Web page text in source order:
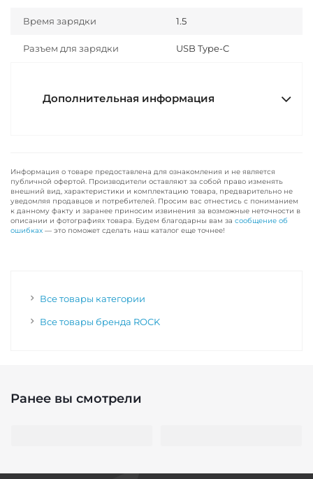
Время зарядки 1.5
Разъем для зарядки USB Type-C
Дополнительная информация
Информация о товаре предоставлена для ознакомления и не является
публичной офертой. Производители оставляют за собой право изменять
внешний вид, характеристики и комплектацию товара, предварительно не
уведомляя продавцов и потребителей. Просим вас отнестись с пониманием
к данному факту и заранее приносим извинения за возможные неточности в
описании и фотографиях товара. Будем благодарны вам за сообщение об
ошибках — это поможет сделать наш каталог еще точнее!
Все товары категории
Все товары бренда ROCK
Ранее вы смотрели